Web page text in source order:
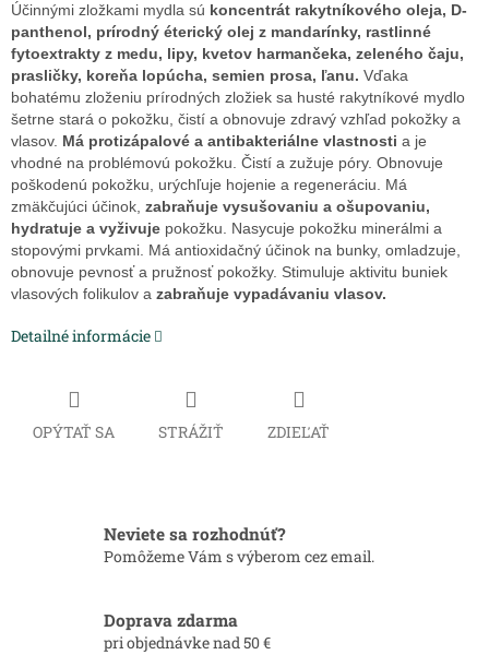
Účinnými zložkami mydla sú koncentrát rakytníkového oleja, D-
panthenol, prírodný éterický olej z mandarínky, rastlinné
fytoextrakty z medu, lipy, kvetov harmančeka, zeleného čaju,
prasličky, koreňa lopúcha, semien prosa, ľanu. Vďaka
bohatému zloženiu prírodných zložiek sa husté rakytníkové mydlo
šetrne stará o pokožku, čistí a obnovuje zdravý vzhľad pokožky a
vlasov. Má protizápalové a antibakteriálne vlastnosti a je
vhodné na problémovú pokožku. Čistí a zužuje póry. Obnovuje
poškodenú pokožku, urýchľuje hojenie a regeneráciu. Má
zmäkčujúci účinok, zabraňuje vysušovaniu a ošupovaniu,
hydratuje a vyživuje pokožku. Nasycuje pokožku minerálmi a
stopovými prvkami. Má antioxidačný účinok na bunky, omladzuje,
obnovuje pevnosť a pružnosť pokožky. Stimuluje aktivitu buniek
vlasových folikulov a zabraňuje vypadávaniu vlasov.
Detailné informácie
OPÝTAŤ SA STRÁŽIŤ ZDIEĽAŤ
Neviete sa rozhodnúť?
Pomôžeme Vám s výberom cez email.
Doprava zdarma
pri objednávke nad 50 €